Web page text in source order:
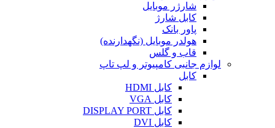
شارژر موبایل
کابل شارژ
پاور بانک
هولدر موبایل (نگهدارنده)
قاب و گلس
لوازم جانبی کامپیوتر و لپ تاپ
کابل
کابل HDMI
کابل VGA
کابل DISPLAY PORT
کابل DVI